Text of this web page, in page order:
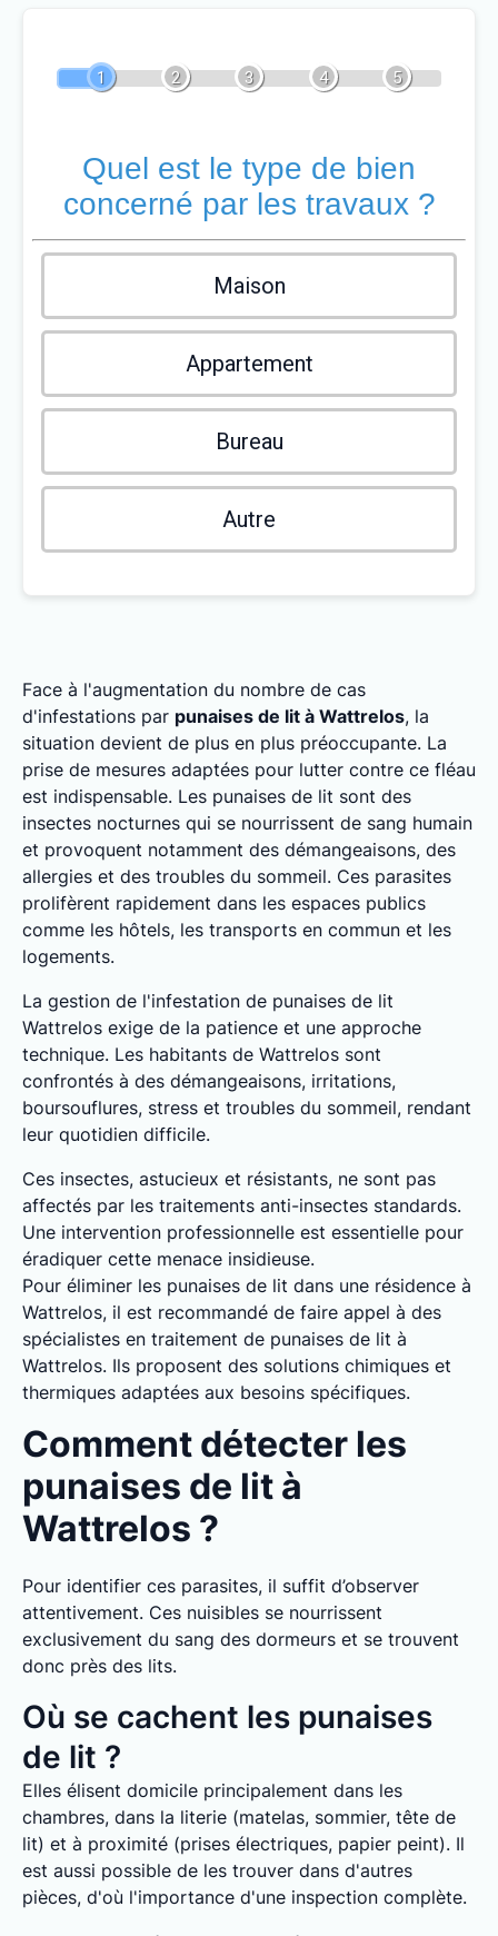
1 2 3 4 5
Quel est le type de bien
concerné par les travaux ?
Maison
Appartement
Bureau
Autre
Face à l'augmentation du nombre de cas
d'infestations par punaises de lit à Wattrelos, la
situation devient de plus en plus préoccupante. La
prise de mesures adaptées pour lutter contre ce fléau
est indispensable. Les punaises de lit sont des
insectes nocturnes qui se nourrissent de sang humain
et provoquent notamment des démangeaisons, des
allergies et des troubles du sommeil. Ces parasites
prolifèrent rapidement dans les espaces publics
comme les hôtels, les transports en commun et les
logements.
La gestion de l'infestation de punaises de lit
Wattrelos exige de la patience et une approche
technique. Les habitants de Wattrelos sont
confrontés à des démangeaisons, irritations,
boursouflures, stress et troubles du sommeil, rendant
leur quotidien difficile.
Ces insectes, astucieux et résistants, ne sont pas
affectés par les traitements anti-insectes standards.
Une intervention professionnelle est essentielle pour
éradiquer cette menace insidieuse.
Pour éliminer les punaises de lit dans une résidence à
Wattrelos, il est recommandé de faire appel à des
spécialistes en traitement de punaises de lit à
Wattrelos. Ils proposent des solutions chimiques et
thermiques adaptées aux besoins spécifiques.
Comment détecter les
punaises de lit à
Wattrelos ?
Pour identifier ces parasites, il suffit d’observer
attentivement. Ces nuisibles se nourrissent
exclusivement du sang des dormeurs et se trouvent
donc près des lits.
Où se cachent les punaises
de lit ?
Elles élisent domicile principalement dans les
chambres, dans la literie (matelas, sommier, tête de
lit) et à proximité (prises électriques, papier peint). Il
est aussi possible de les trouver dans d'autres
pièces, d'où l'importance d'une inspection complète.